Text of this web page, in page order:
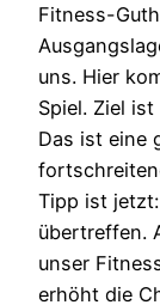
Fitness-
uns. Hier
Spiel. Ziel
Das ist eine
Tipp ist
übertreffen.
unser
erhöht die